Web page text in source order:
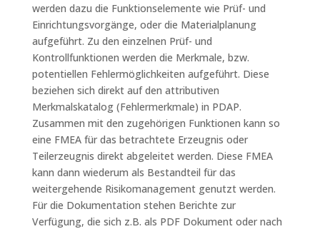
werden dazu die Funktionselemente wie Prüf- und
Einrichtungsvorgänge, oder die Materialplanung
aufgeführt. Zu den einzelnen Prüf- und
Kontrollfunktionen werden die Merkmale, bzw.
potentiellen Fehlermöglichkeiten aufgeführt. Diese
beziehen sich direkt auf den attributiven
Merkmalskatalog (Fehlermerkmale) in PDAP.
Zusammen mit den zugehörigen Funktionen kann so
eine FMEA für das betrachtete Erzeugnis oder
Teilerzeugnis direkt abgeleitet werden. Diese FMEA
kann dann wiederum als Bestandteil für das
weitergehende Risikomanagement genutzt werden.
Für die Dokumentation stehen Berichte zur
Verfügung, die sich z.B. als PDF Dokument oder nach